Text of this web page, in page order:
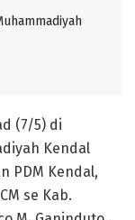
(7/5) di
Kendal
PDM Kendal,
se Kab.